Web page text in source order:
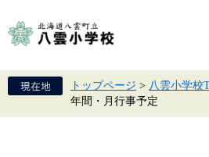
ジ
頭
で
ュ
飛
ば
て
トップページ > 八雲小学校
年間・月行事予定